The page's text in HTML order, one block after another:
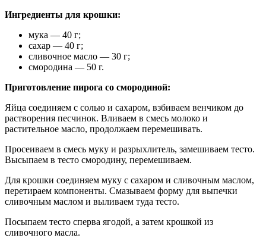
Ингредиенты для крошки:
мука — 40 г;
сахар — 40 г;
сливочное масло — 30 г;
смородина — 50 г.
Приготовление пирога со смородиной:
Яйца соединяем с солью и сахаром, взбиваем венчиком до
растворения песчинок. Вливаем в смесь молоко и
растительное масло, продолжаем перемешивать.
Просеиваем в смесь муку и разрыхлитель, замешиваем тесто.
Высыпаем в тесто смородину, перемешиваем.
Для крошки соединяем муку с сахаром и сливочным маслом,
перетираем компоненты. Смазываем форму для выпечки
сливочным маслом и выливаем туда тесто.
Посыпаем тесто сперва ягодой, а затем крошкой из
сливочного масла.